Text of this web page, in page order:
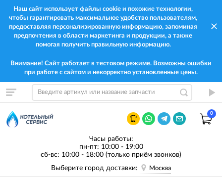
Наш сайт использует файлы cookie и похожие технологии,
чтобы гарантировать максимальное удобство пользователям,
предоставляя персонализированную информацию, запоминая
предпочтения в области маркетинга и продукции, а также
помогая получить правильную информацию.
Внимание! Сайт работает в тестовом режиме. Возможны ошибки
при работе с сайтом и некорректно установленные цены.
0
Часы работы:
пн-пт: 10:00 - 19:00
сб-вс: 10:00 - 18:00 (только приём звонков)
Выберите город доставки:
Москва